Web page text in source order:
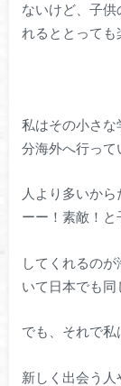
ないけど、子
れるととっても
私はその小さな
分海外へ行って
人より多いか
ーー！素敵！
してくれるの
いて日本でも同
でも、それで私
新しく出会う